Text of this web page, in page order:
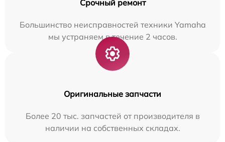
Срочный ремонт
Большинство неисправностей техники Yamaha
мы устраняем в течение 2 часов.
Оригинальные запчасти
Более 20 тыс. запчастей от производителя в
наличии на собственных складах.